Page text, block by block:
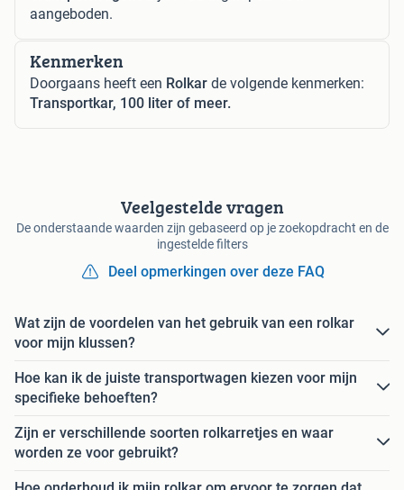
aangeboden.
Kenmerken
Doorgaans heeft een Rolkar de volgende kenmerken:
Transportkar, 100 liter of meer.
Veelgestelde vragen
De onderstaande waarden zijn gebaseerd op je zoekopdracht en de
ingestelde filters
Deel opmerkingen over deze FAQ
Wat zijn de voordelen van het gebruik van een rolkar
voor mijn klussen?
Hoe kan ik de juiste transportwagen kiezen voor mijn
specifieke behoeften?
Zijn er verschillende soorten rolkarretjes en waar
worden ze voor gebruikt?